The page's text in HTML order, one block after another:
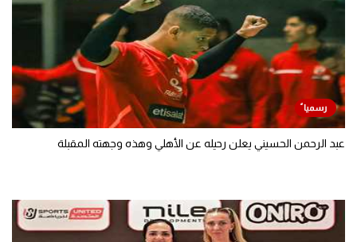
عبد الرحمن الحسيني يعلن رحيله عن الأهلي وهذه وجهته المقبلة